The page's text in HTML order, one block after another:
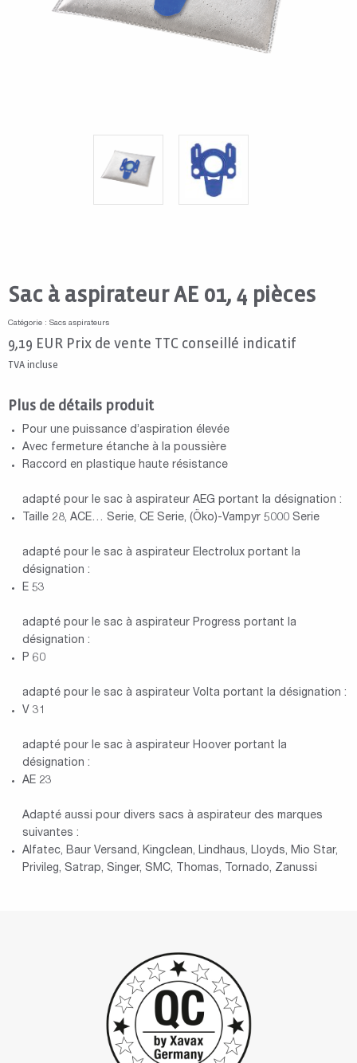
Sac à aspirateur AE 01, 4 pièces
Catégorie : Sacs aspirateurs
9,19 EUR Prix de vente TTC conseillé indicatif
TVA incluse
Plus de détails produit
Pour une puissance d’aspiration élevée
Avec fermeture étanche à la poussière
Raccord en plastique haute résistance
adapté pour le sac à aspirateur AEG portant la désignation :
Taille 28, ACE… Serie, CE Serie, (Öko)-Vampyr 5000 Serie
adapté pour le sac à aspirateur Electrolux portant la
désignation :
E 53
adapté pour le sac à aspirateur Progress portant la
désignation :
P 60
adapté pour le sac à aspirateur Volta portant la désignation :
V 31
adapté pour le sac à aspirateur Hoover portant la
désignation :
AE 23
Adapté aussi pour divers sacs à aspirateur des marques
suivantes :
Alfatec, Baur Versand, Kingclean, Lindhaus, Lloyds, Mio Star,
Privileg, Satrap, Singer, SMC, Thomas, Tornado, Zanussi